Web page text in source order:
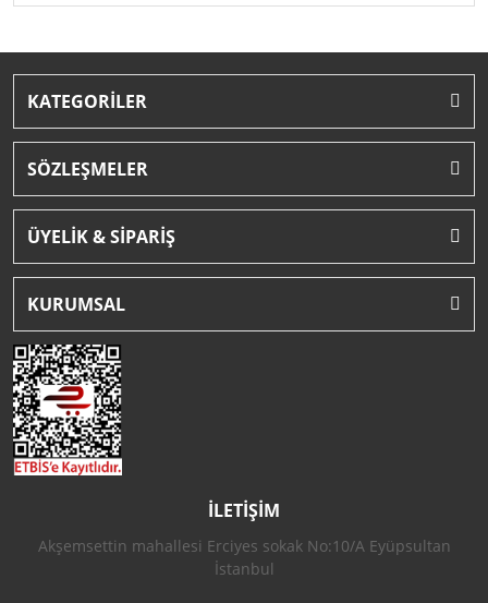
KATEGORİLER
SÖZLEŞMELER
ÜYELİK & SİPARİŞ
KURUMSAL
İLETİŞİM
Akşemsettin mahallesi Erciyes sokak No:10/A Eyüpsultan
İstanbul